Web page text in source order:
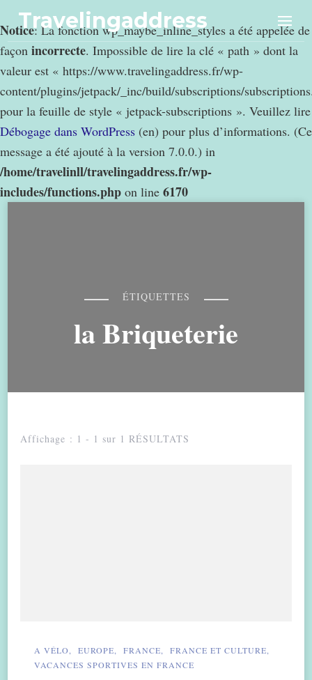
Notice: La fonction wp_maybe_inline_styles a été appelée de
façon incorrecte. Impossible de lire la clé « path » dont la
valeur est « https://www.travelingaddress.fr/wp-
content/plugins/jetpack/_inc/build/subscriptions/
pour la feuille de style « jetpack-subscriptions ». Veuillez lire
Débogage dans WordPress (en) pour plus d’informations. (Ce
message a été ajouté à la version 7.0.0.) in
/home/travelinll/travelingaddress.fr/wp-
includes/functions.php on line 6170
Travelingaddress
ÉTIQUETTES
la Briqueterie
Affichage : 1 - 1 sur 1 RÉSULTATS
A VÉLO EUROPE FRANCE
FRANCE ET CULTURE
VACANCES SPORTIVES EN FRANCE